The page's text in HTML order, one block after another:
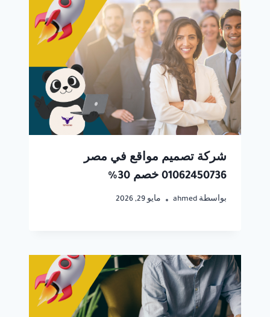
شركة تصميم مواقع في مصر
01062450736 خصم 30%
بواسطة ahmed مايو 29, 2026